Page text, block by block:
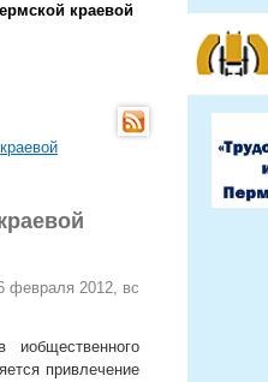
краевой
февраля 2012, вс
иобщественного
привлечение